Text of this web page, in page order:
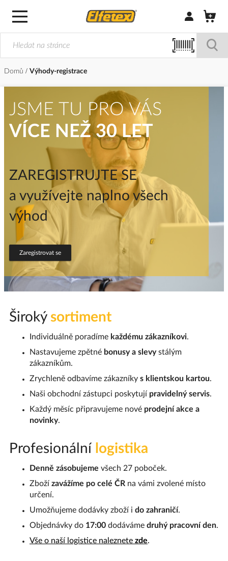
Přihlásit/
Domů Výhody-registrace
JSME TU PRO VÁS
VÍCE NEŽ 30 LET
ZAREGISTRUJTE SE
a využívejte naplno všech
výhod
Zaregistrovat se
Široký sortiment
Individuálně poradíme každému zákazníkovi.
Nastavujeme zpětné bonusy a slevystálým
zákazníkům.
Zrychleně odbavíme zákazníky s klientskou kartou.
Naši obchodní zástupci poskytují pravidelný servis.
Každý měsíc připravujeme nové prodejní akce a
novinky.
Profesionální logistika
Denně zásobujeme všech 27 poboček.
Zboží zavážíme po celé ČR na vámi zvolené místo
určení.
Umožňujeme dodávky zboží i do zahraničí.
Objednávky do 17:00 dodáváme druhý pracovní den.
Vše o naší logistice naleznete zde.